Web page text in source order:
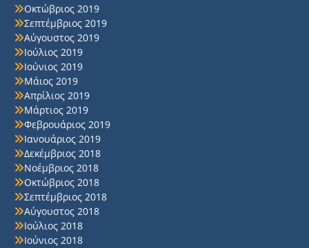
Οκτώβριος 2019
Σεπτέμβριος 2019
Αύγουστος 2019
Ιούλιος 2019
Ιούνιος 2019
Μάιος 2019
Απρίλιος 2019
Μάρτιος 2019
Φεβρουάριος 2019
Ιανουάριος 2019
Δεκέμβριος 2018
Νοέμβριος 2018
Οκτώβριος 2018
Σεπτέμβριος 2018
Αύγουστος 2018
Ιούλιος 2018
Ιούνιος 2018